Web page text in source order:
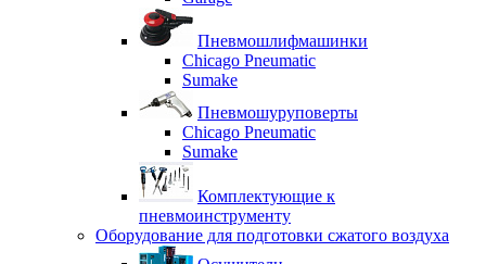
Пневмошлифмашинки
Chicago Pneumatic
Sumake
Пневмошуруповерты
Chicago Pneumatic
Sumake
Комплектующие к
пневмоинструменту
Оборудование для подготовки сжатого воздуха